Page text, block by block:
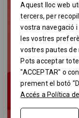
Aquest lloc web
tercers, per
vostra navegació
les vostres
vostres pautes de
Pots acceptar
"ACCEPTAR" o
prement el botó
Accés a Política